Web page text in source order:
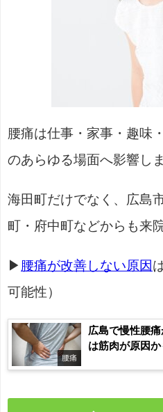
腰痛は仕事・家事・趣味
のあらゆる場面へ影響しま
海田町だけでなく、広島
町・府中町などからも来
▶ 腰痛が改善しない原因
可能性）
腰痛
広島で慢性腰
は筋肉が原因